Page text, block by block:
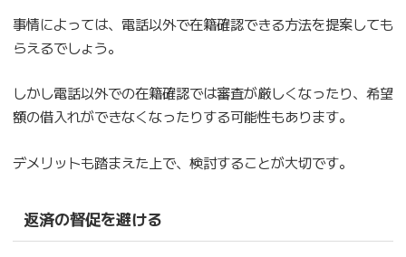
事情によっては、電話以外で在籍確認できる方法を提案しても
らえるでしょう。
しかし電話以外での在籍確認では審査が厳しくなったり、希望
額の借入れができなくなったりする可能性もあります。
デメリットも踏まえた上で、検討することが大切です。
返済の督促を避ける